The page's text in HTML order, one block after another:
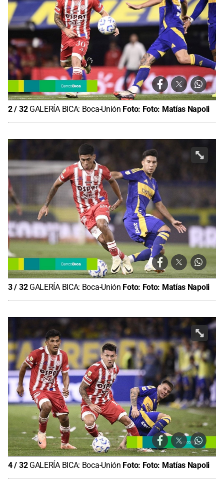
2/ 32 GALERÍA BICA: Boca-Unión Foto: Foto: Matías Napoli
3/ 32 GALERÍA BICA: Boca-Unión Foto: Foto: Matías Napoli
4/ 32 GALERÍA BICA: Boca-Unión Foto: Foto: Matías Napoli